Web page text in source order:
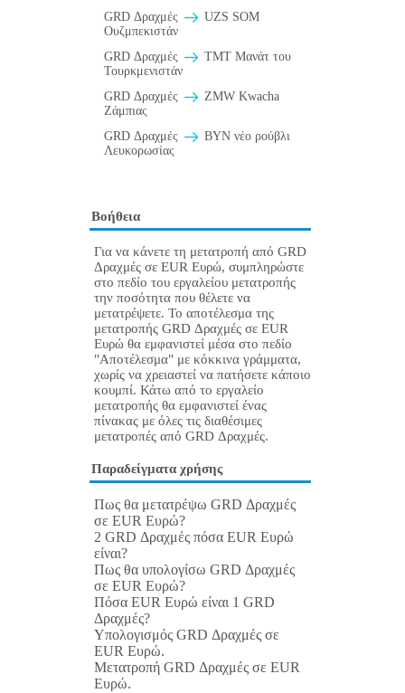
GRD Δραχμές
UZS SOM
Ουζμπεκιστάν
GRD Δραχμές
TMT Μανάτ του
Τουρκμενιστάν
GRD Δραχμές
ZMW Kwacha
Ζάμπιας
GRD Δραχμές
BYN νέο ρούβλι
Λευκορωσίας
Βοήθεια
Για να κάνετε τη μετατροπή από GRD
Δραχμές σε EUR Ευρώ, συμπληρώστε
στο πεδίο του εργαλείου μετατροπής
την ποσότητα που θέλετε να
μετατρέψετε. Το αποτέλεσμα της
μετατροπής GRD Δραχμές σε EUR
Ευρώ θα εμφανιστεί μέσα στο πεδίο
"Αποτέλεσμα" με κόκκινα γράμματα,
χωρίς να χρειαστεί να πατήσετε κάποιο
κουμπί. Κάτω από το εργαλείο
μετατροπής θα εμφανιστεί ένας
πίνακας με όλες τις διαθέσιμες
μετατροπές από GRD Δραχμές.
Παραδείγματα χρήσης
Πως θα μετατρέψω GRD Δραχμές
σε EUR Ευρώ?
2 GRD Δραχμές πόσα EUR Ευρώ
είναι?
Πως θα υπολογίσω GRD Δραχμές
σε EUR Ευρώ?
Πόσα EUR Ευρώ είναι 1 GRD
Δραχμές?
Υπολογισμός GRD Δραχμές σε
EUR Ευρώ.
Μετατροπή GRD Δραχμές σε EUR
Ευρώ.